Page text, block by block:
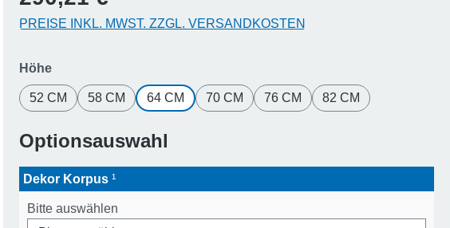
PREISE INKL. MWST. ZZGL. VERSANDKOSTEN
Höheauswählen
52 CM 58 CM 64 CM 70 CM 76 CM 82 CM
Optionsauswahl
Dekor Korpus ¹
Bitte auswählen